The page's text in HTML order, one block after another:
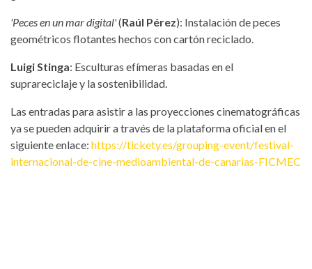
'Peces en un mar digital'(Raúl Pérez): Instalación de peces
geométricos flotantes hechos con cartón reciclado.
Luigi Stinga: Esculturas efímeras basadas en el
suprareciclaje y la sostenibilidad.
Las entradas para asistir a las proyecciones cinematográficas
ya se pueden adquirir a través de la plataforma oficial en el
siguiente enlace: https://tickety.es/grouping-event/festival-
internacional-de-cine-medioambiental-de-canarias-FICMEC